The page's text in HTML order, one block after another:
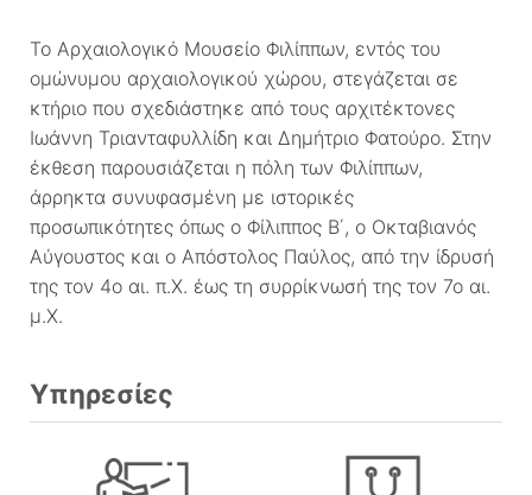
Το Αρχαιολογικό Μουσείο Φιλίππων, εντός του
ομώνυμου αρχαιολογικού χώρου, στεγάζεται σε
κτήριο που σχεδιάστηκε από τους αρχιτέκτονες
Ιωάννη Τριανταφυλλίδη και Δημήτριο Φατούρο. Στην
έκθεση παρουσιάζεται η πόλη των Φιλίππων,
άρρηκτα συνυφασμένη με ιστορικές
προσωπικότητες όπως ο Φίλιππος Β΄, ο Οκταβιανός
Αύγουστος και ο Απόστολος Παύλος, από την ίδρυσή
της τον 4ο αι. π.Χ. έως τη συρρίκνωσή της τον 7ο αι.
μ.Χ.
Υπηρεσίες